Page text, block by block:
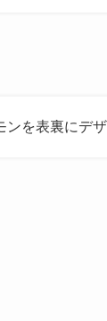
を表裏にデ